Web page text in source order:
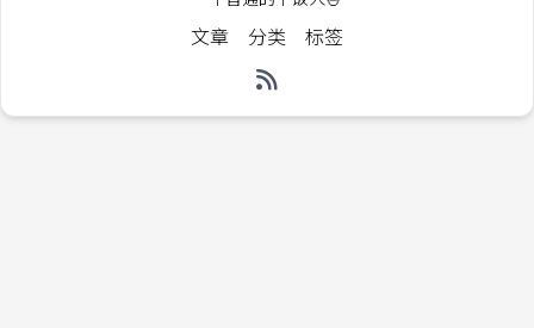
文章 分类 标签